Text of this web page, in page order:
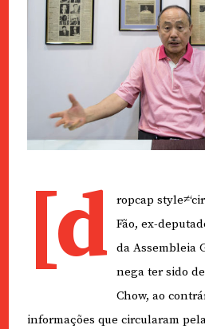
[d
ropcap
Fão, ex-
da Assembleia
nega ter sido
Chow, ao
informações que circularam